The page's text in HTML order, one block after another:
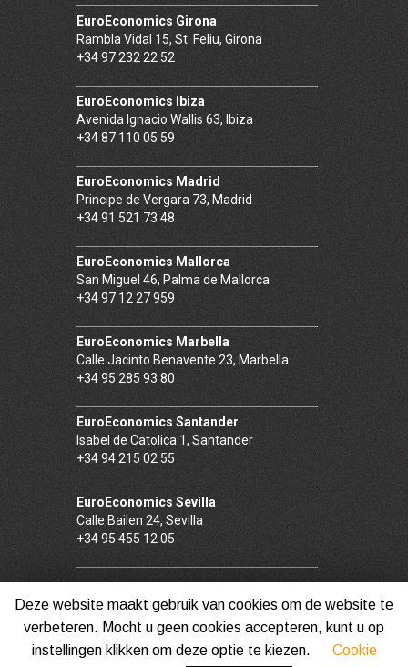
EuroEconomics Girona
Rambla Vidal 15, St. Feliu, Girona
+34 97 232 22 52
EuroEconomics Ibiza
Avenida Ignacio Wallis 63, Ibiza
+34 87 110 05 59
EuroEconomics Madrid
Principe de Vergara 73, Madrid
+34 91 521 73 48
EuroEconomics Mallorca
San Miguel 46, Palma de Mallorca
+34 97 12 27 959
EuroEconomics Marbella
Calle Jacinto Benavente 23, Marbella
+34 95 285 93 80
EuroEconomics Santander
Isabel de Catolica 1, Santander
+34 94 215 02 55
EuroEconomics Sevilla
Calle Bailen 24, Sevilla
+34 95 455 12 05
© Euro Economics|Web Terms of use|Privacy
Deze website maakt gebruik van cookies om de website te
verbeteren. Mocht u geen cookies accepteren, kunt u op
instellingen klikken om deze optie te kiezen.
Cookie